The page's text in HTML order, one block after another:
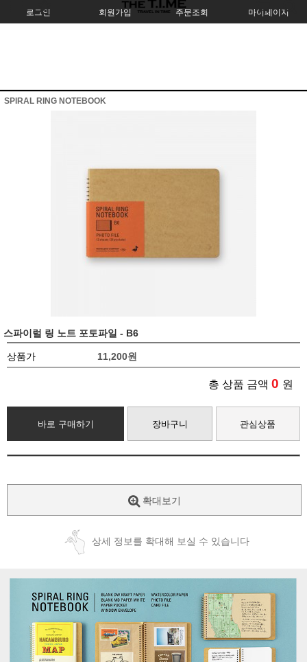
로그인 회원가입 주문조회 마이페이지
SPIRAL RING NOTEBOOK
스파이럴 링 노트 포토파일 - B6
상품가 11,200원
총 상품 금액 0 원
바로 구매하기 장바구니 관심상품
확대보기
상세 정보를 확대해 보실 수 있습니다